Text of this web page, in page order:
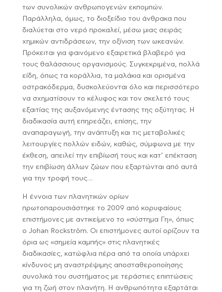
των συνολικών ανθρωπογενών εκπομπών.
Παράλληλα, όμως, το διοξείδιο του άνθρακα που
διαλύεται στο νερό προκαλεί, μέσω μιας σειράς
χημικών αντιδράσεων, την οξίνιση των ωκεανών.
Πρόκειται για φαινόμενο εξαιρετικά βλαβερό για
τους θαλάσσιους οργανισμούς. Συγκεκριμένα, πολλά
είδη, όπως τα κοράλλια, τα μαλάκια και ορισμένα
οστρακόδερμα, δυσκολεύονται όλο και περισσότερο
να σχηματίσουν το κέλυφος και τον σκελετό τους
εξαιτίας της αυξανόμενης έντασης της οξύτητας. Η
διαδικασία αυτή επηρεάζει, επίσης, την
αναπαραγωγή, την ανάπτυξη και τις μεταβολικές
λειτουργίες πολλών ειδών, καθώς, σύμφωνα με την
έκθεση, απειλεί την επιβίωσή τους και κατ’ επέκταση
την επιβίωση άλλων ζώων που εξαρτώνται από αυτά
για την τροφή τους…
Η έννοια των πλανητικών ορίων
πρωτοπαρουσιάστηκε το 2009 από κορυφαίους
επιστήμονες με αντικείμενο το «σύστημα Γη», όπως
ο Johan Rockström. Οι επιστήμονες αυτοί ορίζουν τα
όρια ως «σημεία καμπής» στις πλανητικές
διαδικασίες, κατώφλια πέρα από τα οποία υπάρχει
κίνδυνος μη αναστρέψιμης αποσταθεροποίησης
συνολικά του συστήματος με τεράστιες επιπτώσεις
για τη ζωή στον πλανήτη. Η ανθρωπότητα εξαρτάται